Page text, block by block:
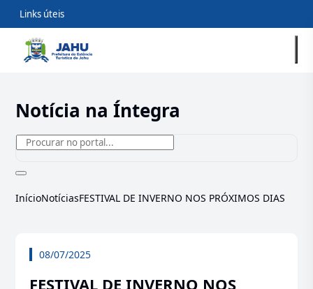
Links úteis
Notícia na Íntegra
InícioNotíciasFESTIVAL DE INVERNO NOS PRÓXIMOS DIAS
08/07/2025
FESTIVAL DE INVERNO NOS